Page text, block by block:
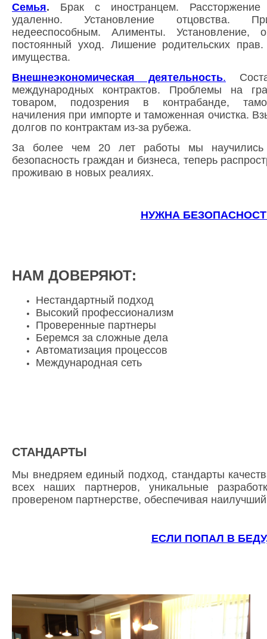
Семья. Брак с иностранцем. Рассторжение
удаленно.Установление отцовства.
недееспособным. Алименты. Установление,
постоянный уход. Лишение родительских
имущества.
Внешнеэкономическая деятельность.
международных контрактов. Проблемы на
товаром, подозрения в контрабанде,
начиления при импорте и таможенная очистка.
долгов по контрактам из-за рубежа.
За более чем 20 лет работы мы научились
безопасность граждан и бизнеса, теперь
проживаю в новых реалиях.
НУЖНА
НАМ ДОВЕРЯЮТ:
Нестандартный подход
Высокий профессионализм
Проверенные партнеры
Беремся за сложные дела
Автоматизация процессов
Международная сеть
СТАНДАРТЫ
Мы внедряем единый подход, стандарты
всех наших партнеров, уникальные
провереном партнерстве, обеспечивая
ЕСЛИ ПОПАЛ В